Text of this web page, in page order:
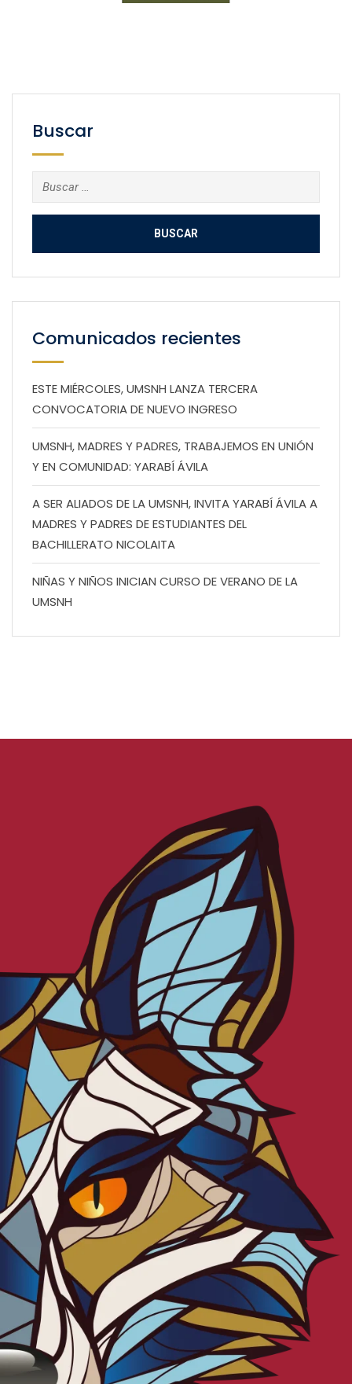
Buscar
Buscar:
Comunicados recientes
ESTE MIÉRCOLES, UMSNH LANZA TERCERA
CONVOCATORIA DE NUEVO INGRESO
UMSNH, MADRES Y PADRES, TRABAJEMOS EN UNIÓN
Y EN COMUNIDAD: YARABÍ ÁVILA
A SER ALIADOS DE LA UMSNH, INVITA YARABÍ ÁVILA A
MADRES Y PADRES DE ESTUDIANTES DEL
BACHILLERATO NICOLAITA
NIÑAS Y NIÑOS INICIAN CURSO DE VERANO DE LA
UMSNH